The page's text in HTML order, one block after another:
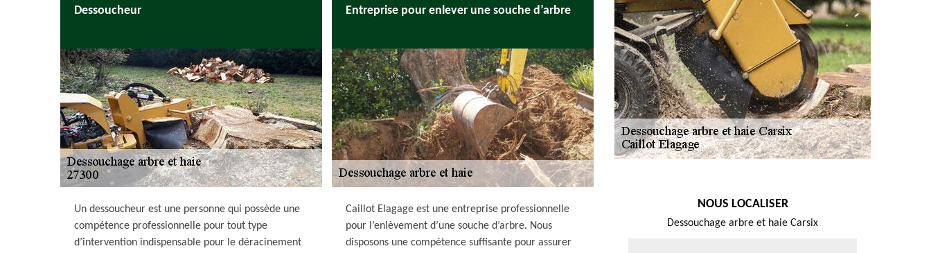
Dessoucheur
Un dessoucheur est une personne qui possède une
compétence professionnelle pour tout type
d’intervention indispensable pour le déracinement
Entreprise pour enlever une souche d’arbre
Caillot Elagage est une entreprise professionnelle
pour l’enlèvement d’une souche d’arbre. Nous
disposons une compétence suffisante pour assurer
NOUS LOCALISER
Dessouchage arbre et haie Carsix